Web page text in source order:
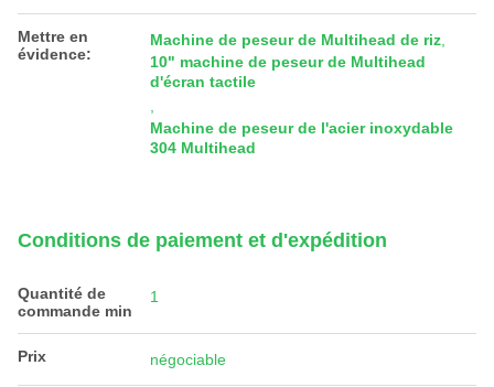
Mettre en
évidence:
Machine de peseur de Multihead de riz
10" machine de peseur de Multihead
d'écran tactile
Machine de peseur de l'acier inoxydable
304 Multihead
Conditions de paiement et d'expédition
Quantité de
commande min
1
Prix négociable